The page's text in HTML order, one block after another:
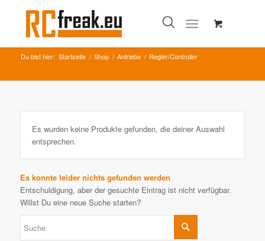
Du bist hier: Startseite / Shop / Antriebe / Regler/Controller
Es wurden keine Produkte gefunden, die deiner Auswahl
entsprechen.
Es konnte leider nichts gefunden werden
Entschuldigung, aber der gesuchte Eintrag ist nicht verfügbar.
Willst Du eine neue Suche starten?